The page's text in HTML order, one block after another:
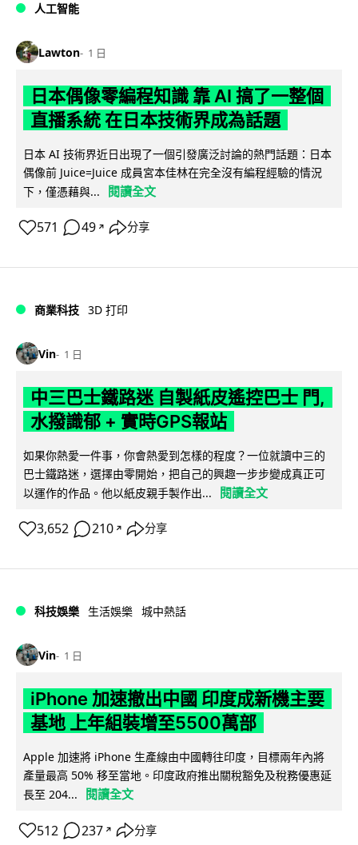
人工智能
Lawton 1 日
日本偶像零編程知識 靠 AI 搞了一整個
直播系統 在日本技術界成為話題
日本 AI 技術界近日出現了一個引發廣泛討論的熱門話題：日本
偶像前 Juice=Juice 成員宮本佳林在完全沒有編程經驗的情況
下，僅憑藉與...
閱讀全文
571 49 ↗ 分享
商業科技 3D 打印
Vin 1 日
中三巴士鐵路迷 自製紙皮遙控巴士 門,
水撥識郁 + 實時GPS報站
如果你熱愛一件事，你會熱愛到怎樣的程度？一位就讀中三的
巴士鐵路迷，選擇由零開始，把自己的興趣一步步變成真正可
以運作的作品。他以紙皮親手製作出...
閱讀全文
3,652 210 ↗ 分享
科技娛樂 生活娛樂 城中熱話
Vin 1 日
iPhone 加速撤出中國 印度成新機主要
基地 上年組裝增至5500萬部
Apple 加速將 iPhone 生產線由中國轉往印度，目標兩年內將
產量最高 50% 移至當地。印度政府推出關稅豁免及稅務優惠延
長至 204...
閱讀全文
512 237 ↗ 分享